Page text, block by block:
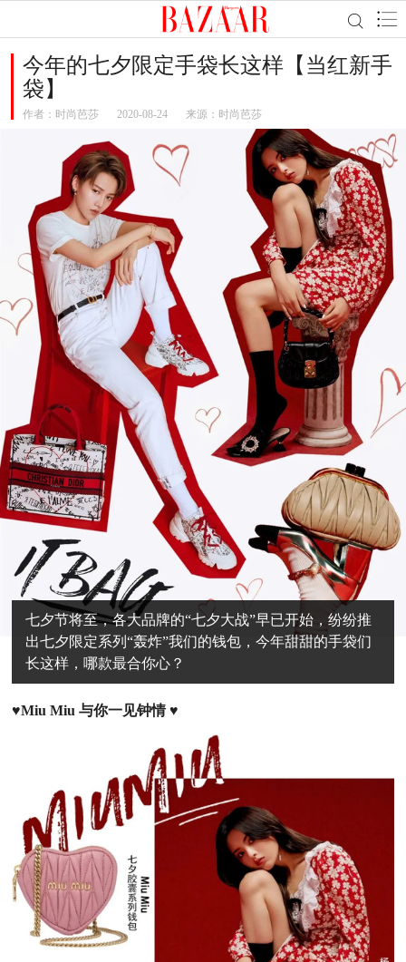
今年的七夕限定手袋长这样【当红新手
袋】
作者： 时尚芭莎 2020-08-24 来源：时尚芭莎
七夕节将至，各大品牌的“七夕大战”早已开始，纷纷推
出七夕限定系列“轰炸”我们的钱包，今年甜甜的手袋们
长这样，哪款最合你心？
♥Miu Miu 与你一见钟情 ♥